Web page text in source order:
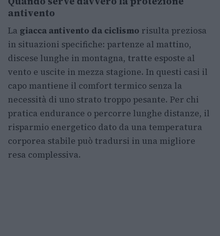
antivento
La giacca antivento da ciclismo risulta preziosa
in situazioni specifiche: partenze al mattino,
discese lunghe in montagna, tratte esposte al
vento e uscite in mezza stagione. In questi casi il
capo mantiene il comfort termico senza la
necessità di uno strato troppo pesante. Per chi
pratica endurance o percorre lunghe distanze, il
risparmio energetico dato da una temperatura
corporea stabile può tradursi in una migliore
resa complessiva.